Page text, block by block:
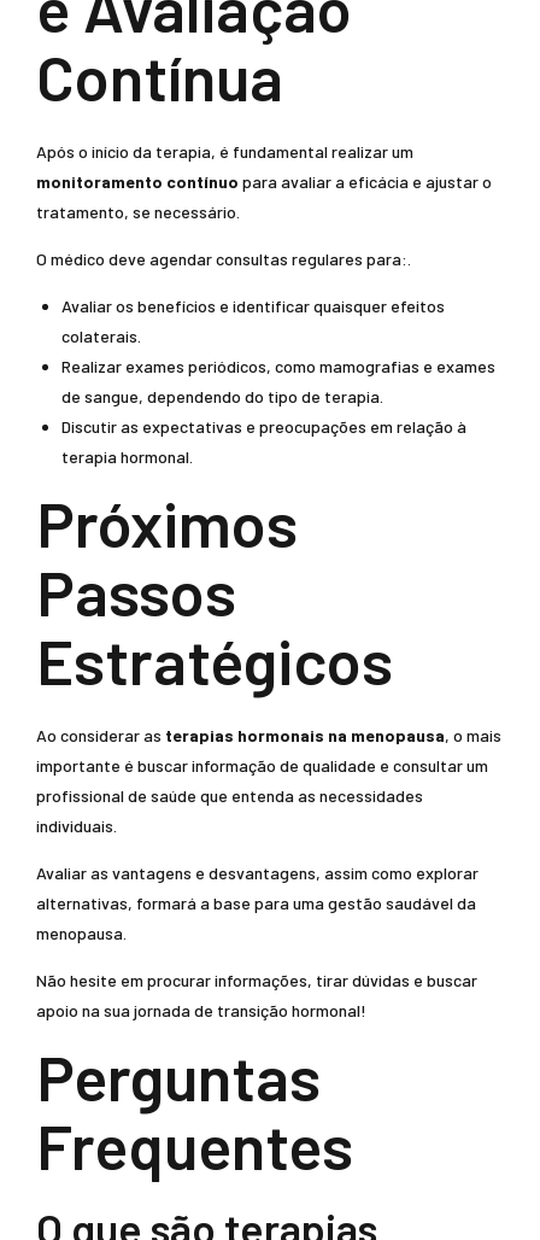
Contínua
Após o início da terapia, é fundamental realizar um
monitoramento contínuo para avaliar a eficácia e ajustar o
tratamento, se necessário.
O médico deve agendar consultas regulares para:.
Avaliar os benefícios e identificar quaisquer efeitos
colaterais.
Realizar exames periódicos, como mamografias e exames
de sangue, dependendo do tipo de terapia.
Discutir as expectativas e preocupações em relação à
terapia hormonal.
Próximos
Passos
Estratégicos
Ao considerar as terapias hormonais na menopausa, o mais
importante é buscar informação de qualidade e consultar um
profissional de saúde que entenda as necessidades
individuais.
Avaliar as vantagens e desvantagens, assim como explorar
alternativas, formará a base para uma gestão saudável da
menopausa.
Não hesite em procurar informações, tirar dúvidas e buscar
apoio na sua jornada de transição hormonal!
Perguntas
Frequentes
O que são terapias